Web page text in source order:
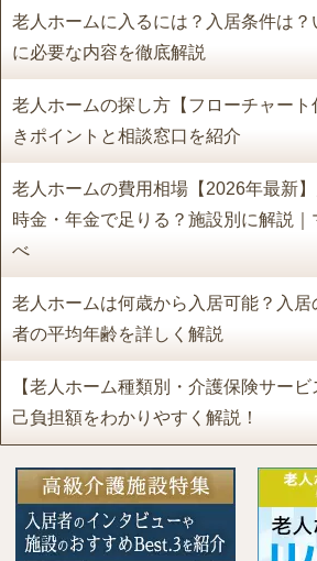
老人ホームに入るには？入居条件は
に必要な内容を徹底解説
老人ホームの探し方【フローチャー
きポイントと相談窓口を紹介
老人ホームの費用相場【2026年最新
時金・年金で足りる？施設別に解説｜
べ
老人ホームは何歳から入居可能？入
者の平均年齢を詳しく解説
【老人ホーム種類別・介護保険サー
己負担額をわかりやすく解説！